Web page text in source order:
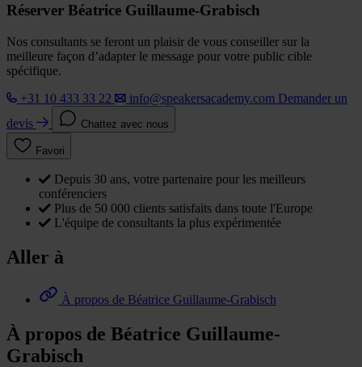
Réserver Béatrice Guillaume-Grabisch
Nos consultants se feront un plaisir de vous conseiller sur la
meilleure façon d’adapter le message pour votre public cible
spécifique.
+31 10 433 33 22
info@speakersacademy.com Demander un
devis
Chattez avec nous
Favori
Depuis 30 ans, votre partenaire pour les meilleurs
conférenciers
Plus de 50 000 clients satisfaits dans toute l'Europe
L'équipe de consultants la plus expérimentée
Aller à
À propos de Béatrice Guillaume-Grabisch
À propos de Béatrice Guillaume-
Grabisch